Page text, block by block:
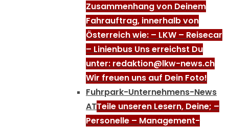
Zusammenhang von Deinem
Fahrauftrag, innerhalb von
Österreich wie: – LKW – Reisecar
– Linienbus Uns erreichst Du
unter: redaktion@lkw-news.ch
Wir freuen uns auf Dein Foto!
Fuhrpark-Unternehmens-News
ATTeile unseren Lesern, Deine; –
Personelle – Management-